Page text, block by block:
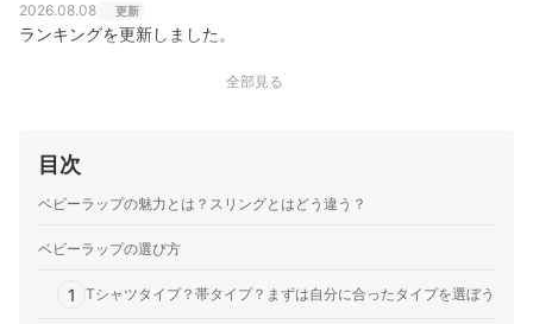
2026.08.08 更新
ランキングを更新しました。
全部見る
目次
ベビーラップの魅力とは？スリングとはどう違う？
ベビーラップの選び方
1 Tシャツタイプ？帯タイプ？まずは自分に合ったタイプを選ぼう